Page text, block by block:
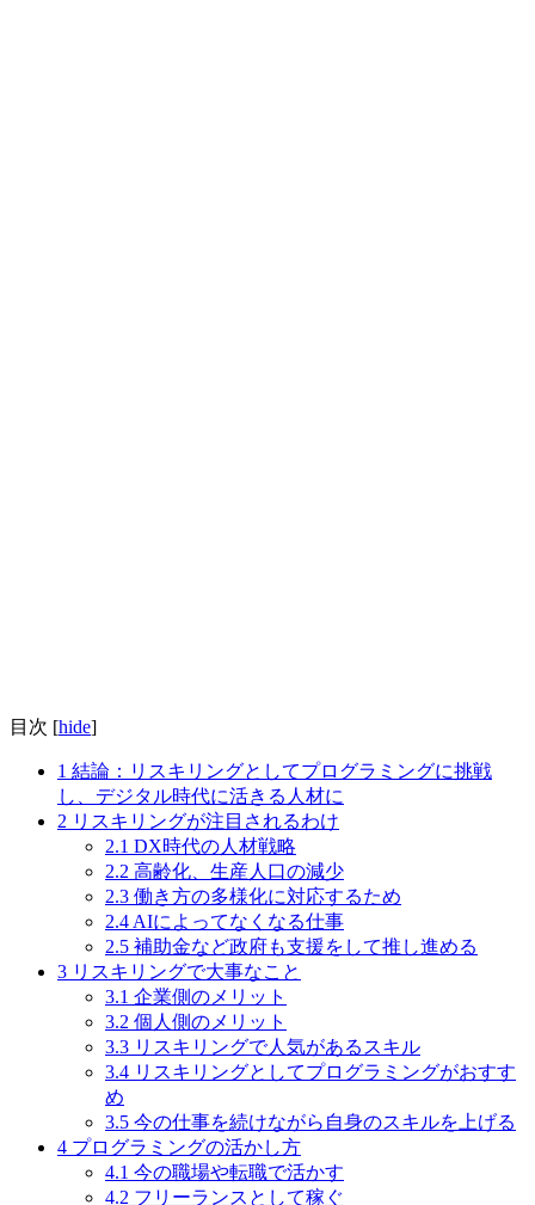
目次 [hide]
1 結論：リスキリングとしてプログラミングに挑戦
し、デジタル時代に活きる人材に
2 リスキリングが注目されるわけ
2.1 DX時代の人材戦略
2.2 高齢化、生産人口の減少
2.3 働き方の多様化に対応するため
2.4 AIによってなくなる仕事
2.5 補助金など政府も支援をして推し進める
3 リスキリングで大事なこと
3.1 企業側のメリット
3.2 個人側のメリット
3.3 リスキリングで人気があるスキル
3.4 リスキリングとしてプログラミングがおすす
め
3.5 今の仕事を続けながら自身のスキルを上げる
4 プログラミングの活かし方
4.1 今の職場や転職で活かす
4.2 フリーランスとして稼ぐ